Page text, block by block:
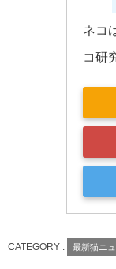
ネコ
コ研
CATEGORY : 最新猫ニ